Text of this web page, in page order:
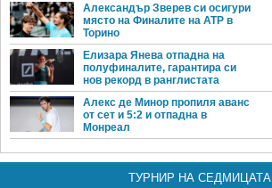
Александър Зверев си осигури
място на Финалите на ATP в
Торино
Елизара Янева отпадна на
полуфиналите, гарантира си
нов рекорд в ранглистата
Алекс де Минор пропиля аванс
от сет и 5:2 и отпадна в
Монреал
ТУРНИР НА СЕДМИЦАТА